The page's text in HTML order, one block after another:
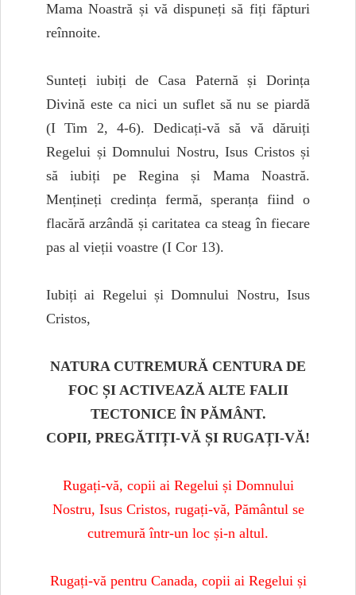
Mama Noastră și vă dispuneți să fiți făpturi
reînnoite.
Sunteți iubiți de Casa Paternă și Dorința
Divină este ca nici un suflet să nu se piardă
(I Tim 2, 4-6). Dedicați-vă să vă dăruiți
Regelui și Domnului Nostru, Isus Cristos și
să iubiți pe Regina și Mama Noastră.
Mențineți credința fermă, speranța fiind o
flacără arzândă și caritatea ca steag în fiecare
pas al vieții voastre (I Cor 13).
Iubiți ai Regelui și Domnului Nostru, Isus
Cristos,
NATURA CUTREMURĂ CENTURA DE
FOC ȘI ACTIVEAZĂ ALTE FALII
TECTONICE ÎN PĂMÂNT.
COPII, PREGĂTIȚI-VĂ ȘI RUGAȚI-VĂ!
Rugați-vă, copii ai Regelui și Domnului
Nostru, Isus Cristos, rugați-vă, Pământul se
cutremură într-un loc și-n altul.
Rugați-vă pentru Canada, copii ai Regelui și